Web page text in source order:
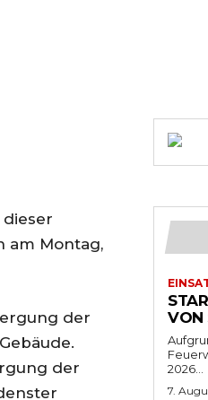
am Montag,
der
der
VON
2026...
7.